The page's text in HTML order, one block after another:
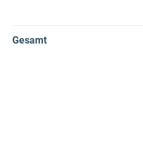
Gesamt